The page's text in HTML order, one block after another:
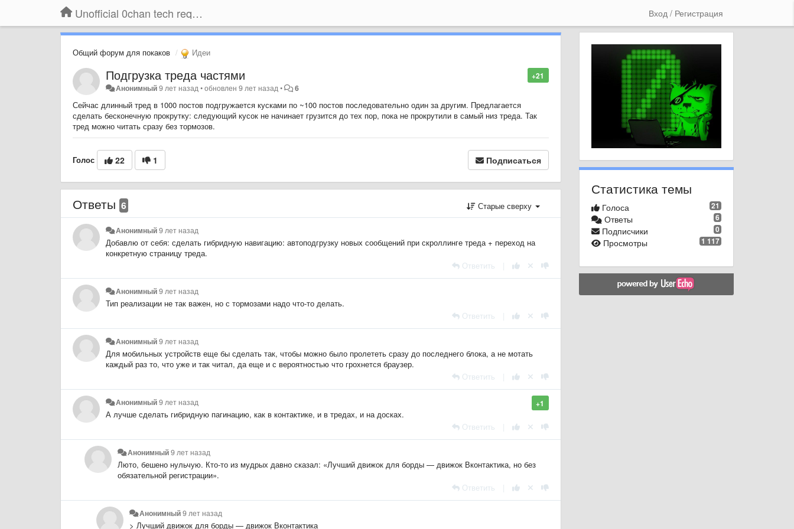
Unofficial 0chan tech requests Вход / Регистрация
Общий форум для покаков Идеи
+21
Подгрузка треда частями
Анонимный9 лет назад •обновлен9 лет назад • 6
Сейчас длинный тред в 1000 постов подгружается кусками по ~100 постов последовательно один за другим. Предлагается
сделать бесконечную прокрутку: следующий кусок не начинает грузится до тех пор, пока не прокрутили в самый низ треда. Так
тред можно читать сразу без тормозов.
Голос 22 1 Подписаться
Ответы 6 Старые сверху
Анонимный9 лет назад
Добавлю от себя: сделать гибридную навигацию: автоподгрузку новых сообщений при скроллинге треда + переход на
конкретную страницу треда.
Ответить
Анонимный9 лет назад
Тип реализации не так важен, но с тормозами надо что-то делать.
Ответить
Анонимный9 лет назад
Для мобильных устройств еще бы сделать так, чтобы можно было пролететь сразу до последнего блока, а не мотать
каждый раз то, что уже и так читал, да еще и с вероятностью что грохнется браузер.
Ответить
+1
Анонимный9 лет назад
А лучше сделать гибридную пагинацию, как в контактике, и в тредах, и на досках.
Ответить
Анонимный9 лет назад
Люто, бешено нульчую. Кто-то из мудрых давно сказал: «Лучший движок для борды — движок Вконтактика, но без
обязательной регистрации».
Ответить
Анонимный9 лет назад
> Лучший движок для борды — движок Вконтактика
Статистика темы
21
Голоса
6
Ответы
0
Подписчики
1 117
Просмотры